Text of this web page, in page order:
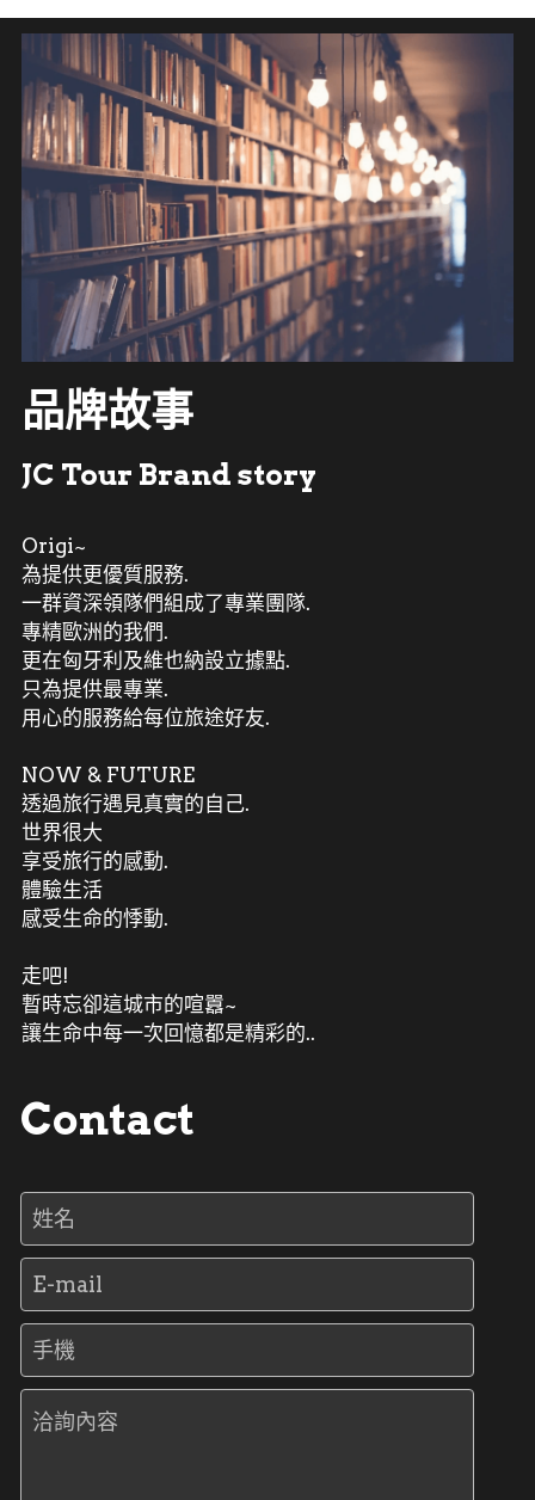
品牌故事
JC Tour Brand story
Origi~
為提供更優質服務.
一群資深領隊們組成了專業團隊.
專精歐洲的我們.
更在匈牙利及維也納設立據點.
只為提供最專業.
用心的服務給每位旅途好友.
NOW & FUTURE
透過旅行遇見真實的自己.
世界很大
享受旅行的感動.
體驗生活
感受生命的悸動.
走吧!
暫時忘卻這城市的喧囂~
讓生命中每一次回憶都是精彩的..
Contact
姓名
E-mail
手機
洽詢內容